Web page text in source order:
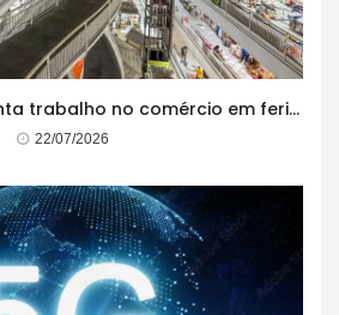
Acordo regulamenta trabalho no comércio em feriados
22/07/2026